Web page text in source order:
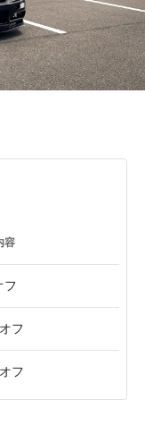
容
フ
オフ
オフ